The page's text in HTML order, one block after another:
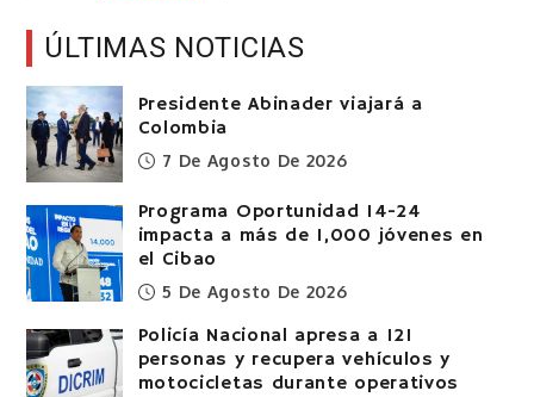
ÚLTIMAS NOTICIAS
Presidente Abinader viajará a
Colombia
7 De Agosto De 2026
Programa Oportunidad 14-24
impacta a más de 1,000 jóvenes en
el Cibao
5 De Agosto De 2026
Policía Nacional apresa a 121
personas y recupera vehículos y
motocicletas durante operativos